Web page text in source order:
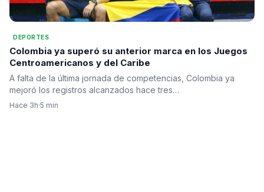
DEPORTES
Colombia ya superó su anterior marca en los Juegos
Centroamericanos y del Caribe
A falta de la última jornada de competencias, Colombia ya
mejoró los registros alcanzados hace tres…
Hace 3h·5 min